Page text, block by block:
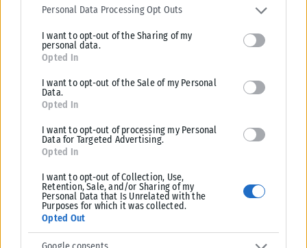
services and may gather and store information including but not
deny consent to Google and its third-party tags to use your data
for below specified purposes in below Google consent section.
Personal Data Processing Opt Outs
I want to opt-out of the Sharing of my
personal data.
Opted In
I want to opt-out of the Sale of my Personal
Data.
Opted In
I want to opt-out of processing my Personal
Data for Targeted Advertising.
Opted In
I want to opt-out of Collection, Use,
Retention, Sale, and/or Sharing of my
Personal Data that Is Unrelated with the
Purposes for which it was collected.
Opted Out
ΔΙΕΘΝΉ
Η Amazon προετοιμάζει τη συνέχεια του ντοκιμαντέρ Melania
Η Amazon προφανώς επιταχύνει την προετοιμασία μιας συνέχειας
ντοκιμαντέρ για την πρώτη κυρία των ΗΠΑ, Μελάνια Τραμπ. Παρά το
γεγονός...
ΑΝΑΡΤΉΘΗΚΕ ΑΠΌKARFITSANEWS